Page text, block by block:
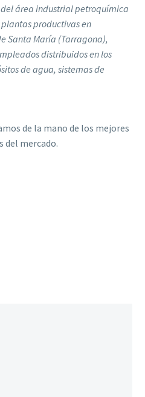
área industrial petroquímica
productivas en
Santa María (Tarragona),
distribuidos en los
de agua, sistemas de
de la mano de los mejores
del mercado.